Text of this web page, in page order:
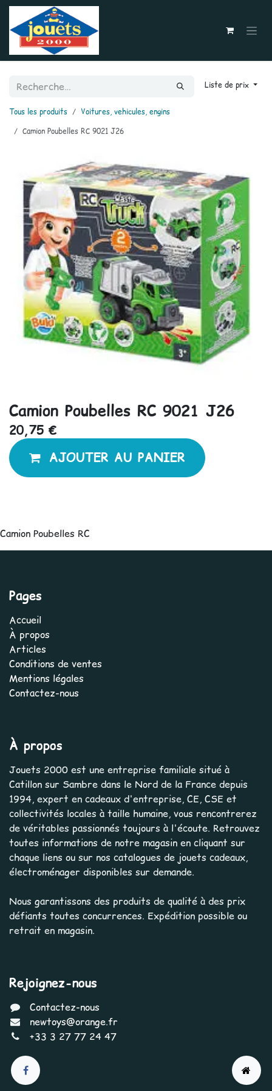
Se rendre au contenu
Liste de prix
Tous les produits
Voitures, vehicules, engins
Camion Poubelles RC 9021 J26
Camion Poubelles RC 9021 J26
20,75 €
AJOUTER AU PANIER
Camion Poubelles RC
Pages
Accueil
À propos
Articles
Conditions de ventes
Mentions légales
Contactez-nous
À propos
Jouets 2000 est une entreprise familiale situé à
Catillon sur Sambre dans le Nord de la France depuis
1994, expert en cadeaux d'entreprise, CE, CSE et
collectivités locales à taille humaine, vous rencontrerez
de véritables passionnés toujours à l'écoute. Retrouvez
toutes informations de notre magasin en cliquant sur
chaque liens ou sur nos catalogues de jouets cadeaux,
électroménager disponibles sur demande.
Nous garantissons des produits de qualité à des prix
défiants toutes concurrences. Expédition possible ou
retrait en magasin.
Rejoignez-nous
Contactez-nous
newtoys@orange.fr
+33 3 27 77 24 47